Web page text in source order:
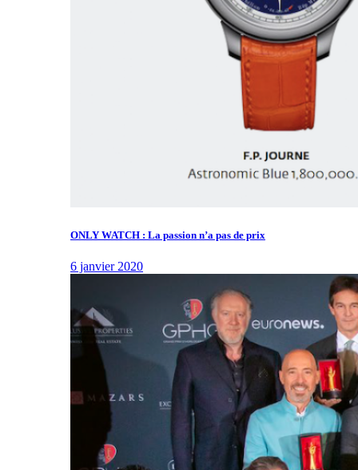
ONLY WATCH : La passion n’a pas de prix
6 janvier 2020